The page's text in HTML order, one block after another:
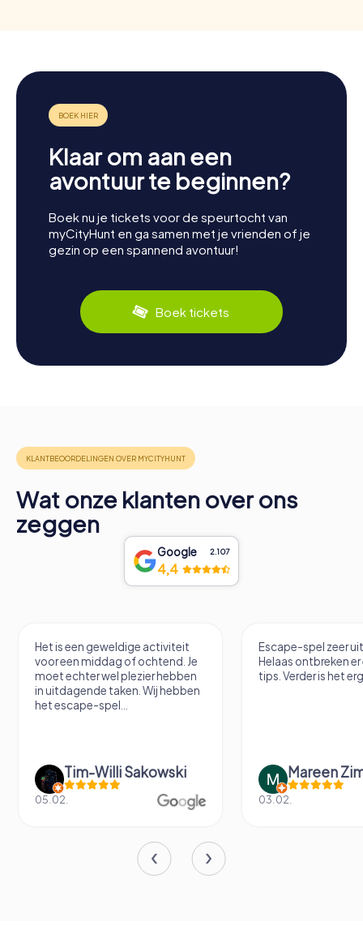
Klaar om aan een
avontuur te beginnen?
Boek nu je tickets voor de speurtocht van
myCityHunt en ga samen met je vrienden of je
gezin op een spannend avontuur!
Boek tickets
Wat onze klanten over ons
zeggen
Google 2.107
4,4
Het is een geweldige activiteit
voor een middag of ochtend. Je
moet echter wel plezier hebben
in uitdagende taken. Wij hebben
het escape-spel...
Tim-Willi Sakowski
05.02.
Escape-spel zeer
Helaas ontbreken er
tips. Verder is het
Mareen
03.02.